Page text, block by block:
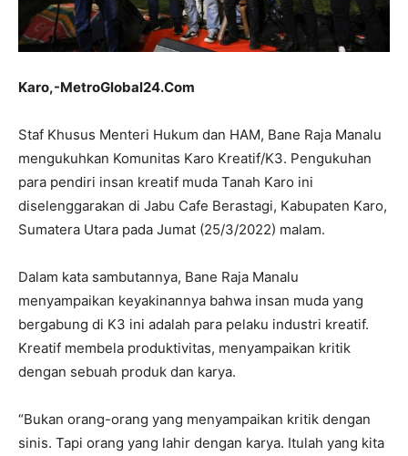
Karo,-MetroGlobal24.Com
Staf Khusus Menteri Hukum dan HAM, Bane Raja Manalu
mengukuhkan Komunitas Karo Kreatif/K3. Pengukuhan
para pendiri insan kreatif muda Tanah Karo ini
diselenggarakan di Jabu Cafe Berastagi, Kabupaten Karo,
Sumatera Utara pada Jumat (25/3/2022) malam.
Dalam kata sambutannya, Bane Raja Manalu
menyampaikan keyakinannya bahwa insan muda yang
bergabung di K3 ini adalah para pelaku industri kreatif.
Kreatif membela produktivitas, menyampaikan kritik
dengan sebuah produk dan karya.
“Bukan orang-orang yang menyampaikan kritik dengan
sinis. Tapi orang yang lahir dengan karya. Itulah yang kita